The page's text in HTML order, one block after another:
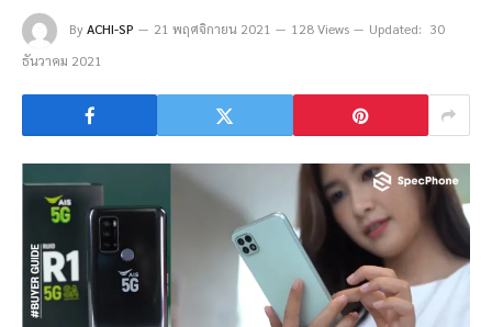
ByACHI-SP 21 พฤศจิกายน 2021 128 Views Updated: 30
ธันวาคม 2021